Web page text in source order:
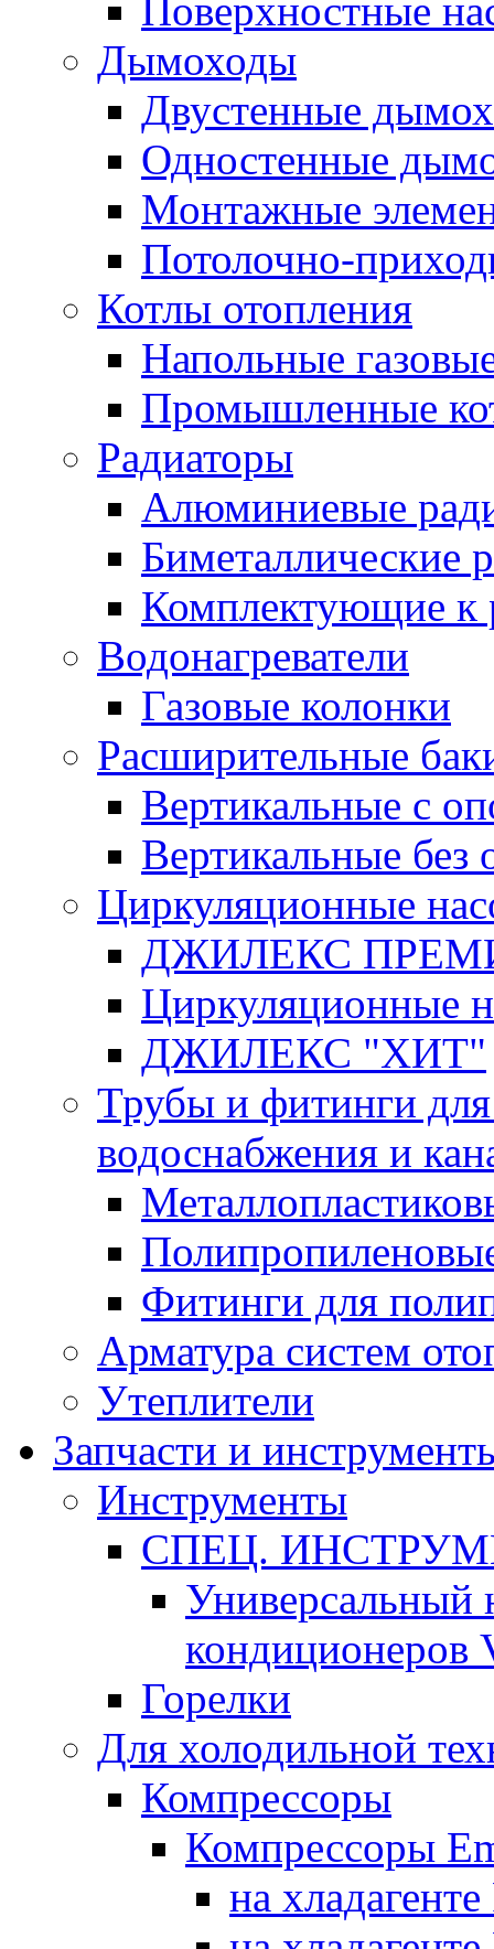
Поверхностные
Дымоходы
Двустенные
Одностенные
Монтажные
Потолочно-
Котлы отопления
Напольные
Промышленные
Радиаторы
Алюминиевые
Биметаллические
Комплектующие к
Водонагреватели
Газовые колонки
Расширительные
Вертикальные с
Вертикальные без
Циркуляционные
ДЖИЛЕКС
Циркуляционные
ДЖИЛЕКС "ХИТ"
Трубы и фитинги
водоснабжения и
Фитинги для
Арматура систем
Утеплители
Запчасти и
Инструменты
СПЕЦ.
Универсальный
кондиционеров
Горелки
Для холодильной
Компрессоры
Компрессоры
на